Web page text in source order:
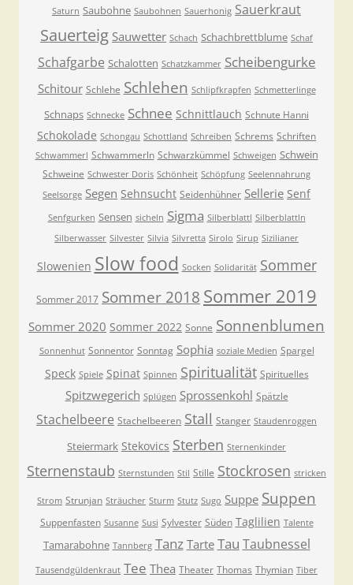
Saturn Saubohne Saubohnen Sauerhonig Sauerkraut
Sauerteig Sauwetter Schach Schachbrettblume Schaf
Schafgarbe Schalotten Schatzkammer Scheibengurke
Schitour Schlehe Schlehen Schlipfkrapfen Schmetterlinge
Schnaps Schnecke Schnee Schnittlauch Schnute Hanni
Schokolade Schongau Schottland Schreiben Schrems Schriften
Schwammerl Schwammerln Schwarzkümmel Schweigen Schwein
Schweine Schwester Doris Schönheit Schöpfung Seelennahrung
Seelsorge Segen Sehnsucht Seidenhühner Sellerie Senf
Senfgurken Sensen sicheln Sigma Silberblattl Silberblattln
Silberwasser Silvester Silvia Silvretta Sirolo Sirup Sizilianer
Slowenien Slow food Socken Solidarität Sommer
Sommer 2017 Sommer 2018 Sommer 2019
Sommer 2020 Sommer 2022 Sonne Sonnenblumen
Sonnenhut Sonnentor Sonntag Sophia soziale Medien Spargel
Speck Spiele Spinat Spinnen Spiritualität Spirituelles
Spitzwegerich Splügen Sprossenkohl Spätzle
Stachelbeere Stachelbeeren Stall Stanger Staudenroggen
Steiermark Stekovics Sterben Sternenkinder
Sternenstaub Sternstunden Stil Stille Stockrosen stricken
Strom Strunjan Sträucher Sturm Stutz Sugo Suppe Suppen
Suppenfasten Susanne Susi Sylvester Süden Taglilien Talente
Tamarabohne Tannberg Tanz Tarte Tau Taubnessel
Tausendgüldenkraut Tee Thea Theater Thomas Thymian Tiber